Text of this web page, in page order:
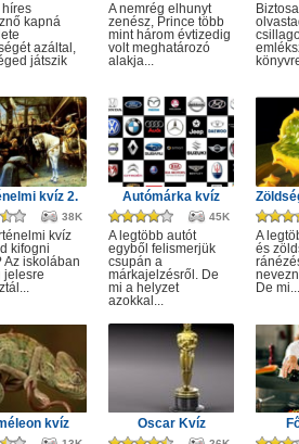
híres
kapná
azáltal,
játszik
A nemrég elhunyt
zenész, Prince több
mint három évtizedig
volt meghatározó
alakja...
kvíz 2.
38K
kvíz
kifogni
Az iskolában
jelesre
Autómárka kvíz
45K
A legtöbb autót
egyből felismerjük
csupán a
márkajelzésről. De
mi a helyzet
azokkal...
A
és
De mi...
kvíz Oscar Kvíz